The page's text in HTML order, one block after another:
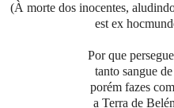
(À morte dos inocentes,
est ex
Por que
tanto sangue
porém fazes
a Terra de